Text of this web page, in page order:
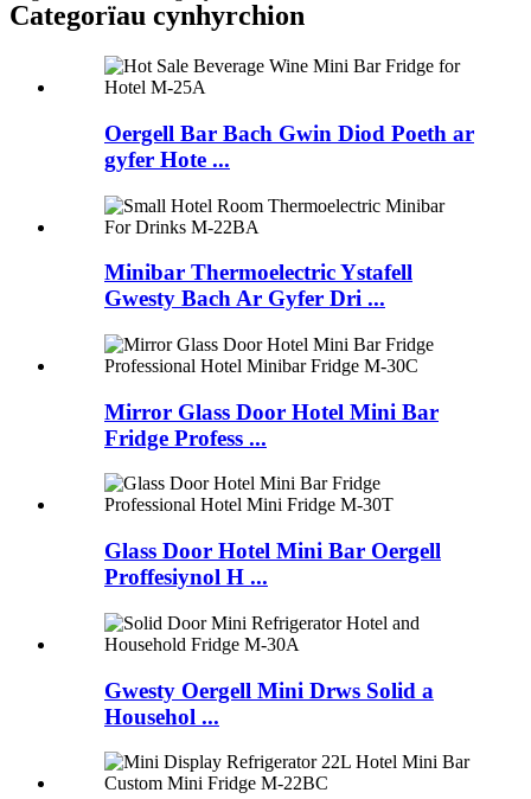
Categorïau cynhyrchion
Oergell Bar Bach Gwin Diod Poeth ar
gyfer Hote ...
Minibar Thermoelectric Ystafell
Gwesty Bach Ar Gyfer Dri ...
Mirror Glass Door Hotel Mini Bar
Fridge Profess ...
Glass Door Hotel Mini Bar Oergell
Proffesiynol H ...
Gwesty Oergell Mini Drws Solid a
Househol ...